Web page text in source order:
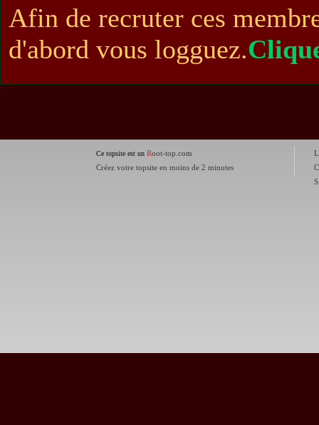
Afin de recruter ces
d'abord vous logguez.
Ce topsite est un Root-top.com
Créez votre topsite en moins de 2 minutes